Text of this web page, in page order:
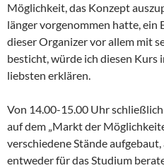
Möglichkeit, das Konzept
länger vorgenommen hatte, ein
dieser Organizer vor allem mit
besticht, würde ich diesen Kurs
liebsten erklären.
Von 14.00-15.00 Uhr
auf dem „Markt der
verschiedene Stände
entweder für das Studium